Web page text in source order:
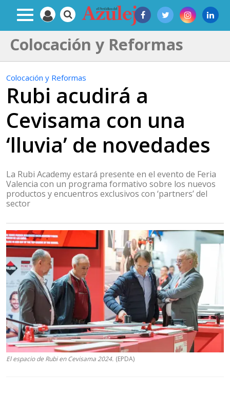
Colocación y Reformas
Colocación y Reformas
Rubi acudirá a
Cevisama con una
‘lluvia’ de novedades
La Rubi Academy estará presente en el evento de Feria
Valencia con un programa formativo sobre los nuevos
productos y encuentros exclusivos con ‘partners’ del
sector
El espacio de Rubi en Cevisama 2024. (EPDA)